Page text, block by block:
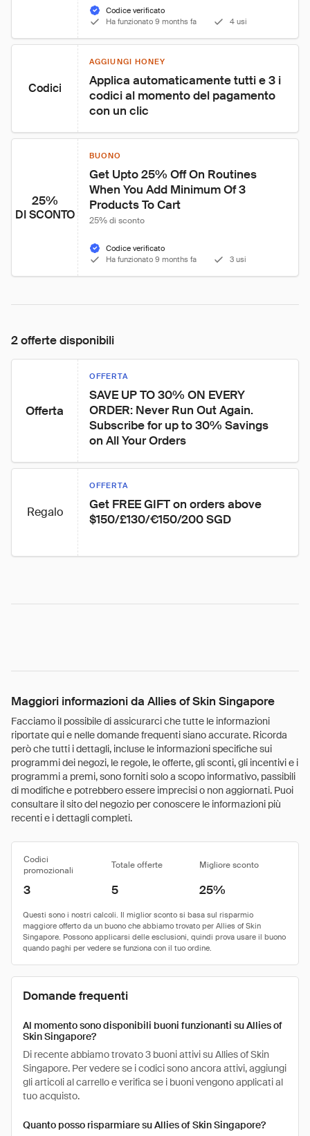
Codice verificato
Ha funzionato 9 months fa
4 usi
Codici
AGGIUNGI HONEY
Applica automaticamente tutti e 3 i
codici al momento del pagamento
con un clic
25%
DI SCONTO
BUONO
Get Upto 25% Off On Routines
When You Add Minimum Of 3
Products To Cart
25% di sconto
Codice verificato
Ha funzionato 9 months fa
3 usi
2 offerte disponibili
Offerta
OFFERTA
SAVE UP TO 30% ON EVERY
ORDER: Never Run Out Again.
Subscribe for up to 30% Savings
on All Your Orders
Regalo
OFFERTA
Get FREE GIFT on orders above
$150/£130/€150/200 SGD
Maggiori informazioni da Allies of Skin Singapore
Facciamo il possibile di assicurarci che tutte le informazioni
riportate qui e nelle domande frequenti siano accurate. Ricorda
però che tutti i dettagli, incluse le informazioni specifiche sui
programmi dei negozi, le regole, le offerte, gli sconti, gli incentivi e i
programmi a premi, sono forniti solo a scopo informativo, passibili
di modifiche e potrebbero essere imprecisi o non aggiornati. Puoi
consultare il sito del negozio per conoscere le informazioni più
recenti e i dettagli completi.
Codici
promozionali
Totale offerte Migliore sconto
3 5 25%
Domande frequenti
Al momento sono disponibili buoni funzionanti su Allies of
Skin Singapore?
Di recente abbiamo trovato 3 buoni attivi su Allies of Skin
Singapore. Per vedere se i codici sono ancora attivi, aggiungi
gli articoli al carrello e verifica se i buoni vengono applicati al
tuo acquisto.
Quanto posso risparmiare su Allies of Skin Singapore?